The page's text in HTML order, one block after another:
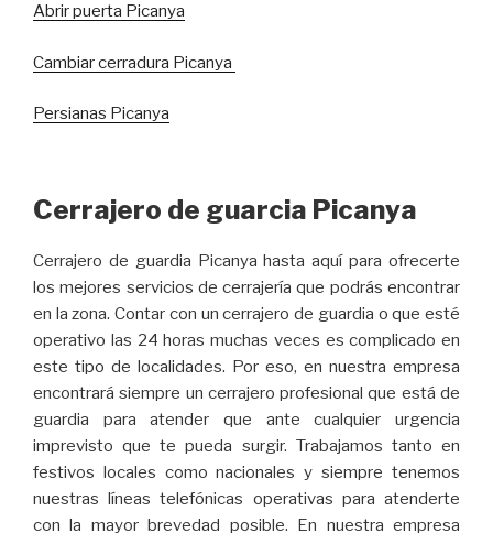
Abrir puerta Picanya
Cambiar cerradura Picanya
Persianas Picanya
Cerrajero de guarcia Picanya
Cerrajero de guardia Picanya hasta aquí para ofrecerte
los mejores servicios de cerrajería que podrás encontrar
en la zona. Contar con un cerrajero de guardia o que esté
operativo las 24 horas muchas veces es complicado en
este tipo de localidades. Por eso, en nuestra empresa
encontrará siempre un cerrajero profesional que está de
guardia para atender que ante cualquier urgencia
imprevisto que te pueda surgir. Trabajamos tanto en
festivos locales como nacionales y siempre tenemos
nuestras líneas telefónicas operativas para atenderte
con la mayor brevedad posible. En nuestra empresa